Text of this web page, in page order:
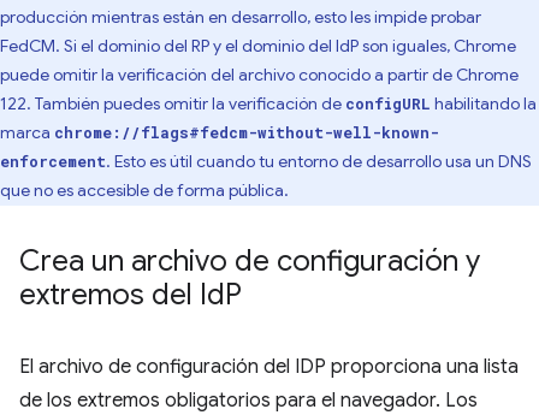
producción mientras están en desarrollo, esto les impide probar
FedCM. Si el dominio del RP y el dominio del IdP son iguales, Chrome
puede omitir la verificación del archivo conocido a partir de Chrome
122. También puedes omitir la verificación de configURL habilitando la
marca chrome://flags#fedcm-without-well-known-
enforcement. Esto es útil cuando tu entorno de desarrollo usa un DNS
que no es accesible de forma pública.
Crea un archivo de configuración y
extremos del IdP
El archivo de configuración del IDP proporciona una lista
de los extremos obligatorios para el navegador. Los